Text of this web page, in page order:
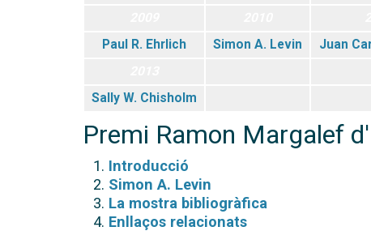
Paul R. Ehrlich
Simon A. Levin Juan
Sally W. Chisholm
Premi Ramon Margalef
Introducció
Simon A. Levin
La mostra bibliogràfica
Enllaços relacionats